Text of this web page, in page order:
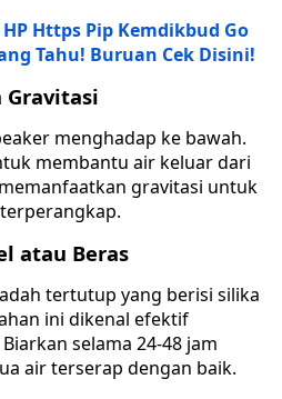
Https Pip Kemdikbud Go
Tahu! Buruan Cek Disini!
Gravitasi
menghadap ke bawah.
membantu air keluar dari
gravitasi untuk
atau Beras
tertutup yang berisi silika
ini dikenal efektif
selama 24-48 jam
air terserap dengan baik.